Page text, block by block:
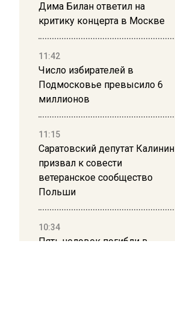
Дима Билан ответил на
критику концерта в Москве
11:42
Число избирателей в
Подмосковье превысило 6
миллионов
11:15
Саратовский депутат Калинин
призвал к совести
ветеранское сообщество
Польши
10:34
Пять человек погибли в